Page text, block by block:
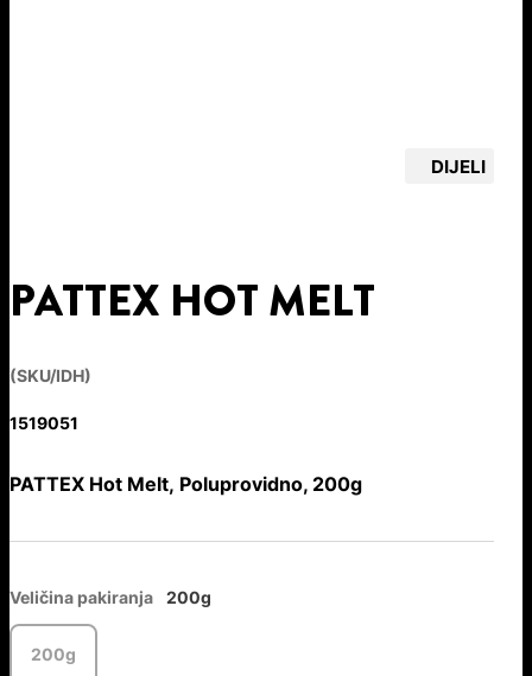
DIJELI
PATTEX HOT MELT
(SKU/IDH)
1519051
PATTEX Hot Melt, Poluprovidno, 200g
Veličina pakiranja 200g
200g